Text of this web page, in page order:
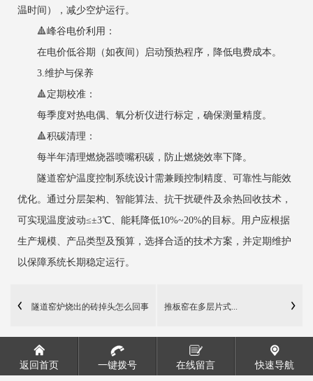
温时间），减少空炉运行。
‌🔺峰谷电价利用‌：
在电价低谷期（如夜间）启动预热程序，降低电费成本。
3.维护与保养
‌🔺定期校准‌：
每季度对热电偶、氧分析仪进行标定，确保测量精度。
‌🔺积碳清理‌：
每半年清理燃烧器喷嘴积碳，防止燃烧效率下降。
隧道窑炉温度控制系统设计需兼顾控制精度、可靠性与能效
优化。通过分层架构、智能算法、抗干扰硬件及余热回收技术，
可实现温度波动≤±3℃、能耗降低10%~20%的目标。用户应根据
生产规模、产品类型及预算，选择合适的技术方案，并定期维护
以保障系统长期稳定运行。
隧道窑炉烧出的砖掉头怎么回事 推板窑在多层片式...
返回首页 一键拨号 在线留言 快速导航